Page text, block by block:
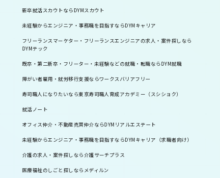
新卒就活スカウトならDYMスカウト
未経験からエンジニア・事務職を目指すならDYMキャリア
フリーランスマーケター・フリーランスエンジニアの求人・案件探しなら
DYMテック
既卒・第二新卒・フリーター・未経験などの就職・転職ならDYM就職
障がい者雇用・就労移行支援ならワークスバリアフリー
寿司職人になりたいなら東京寿司職人育成アカデミー（スシショク）
就活ノート
オフィス仲介・不動産売買仲介ならDYMリアルエステート
未経験からエンジニア・事務職を目指すならDYMキャリア（求職者向け）
介護の求人・案件探しなら介護サーチプラス
医療福祉のしごと探しならメディルン